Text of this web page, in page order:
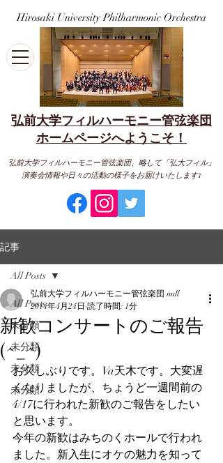
弘前大学フィルハーモニー管弦楽団
​ホームページへようこそ！
Hirosaki University Philharmonic Orchestra
弘前大学フィルハーモニー管弦楽団、略して「弘大フィル」
演奏会情報や日々の活動の様子をお届けいたします♪
記事
All Posts
未分類
未分類
未分類
未分類
All Posts
新歓コンサートのご報告
(^_^)
弘前大学フィルハーモニー管弦楽団 null
2014年4月24日 読了時間: 1分
お久しぶりです。Va天木です。大変遅
くなりましたが、ちょうど一週間前の
4/17に行われた新歓のご報告をしたい
と思います。
今年の新歓はみちのくホールで行われ
ました。新入生にオケの魅力を知って